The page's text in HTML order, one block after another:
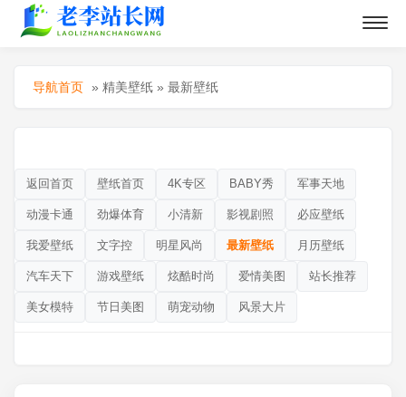
导航首页 » 精美壁纸 » 最新壁纸
返回首页 壁纸首页 4K专区 BABY秀 军事天地
动漫卡通 劲爆体育 小清新 影视剧照 必应壁纸
我爱壁纸 文字控 明星风尚 最新壁纸 月历壁纸
汽车天下 游戏壁纸 炫酷时尚 爱情美图 站长推荐
美女模特 节日美图 萌宠动物 风景大片